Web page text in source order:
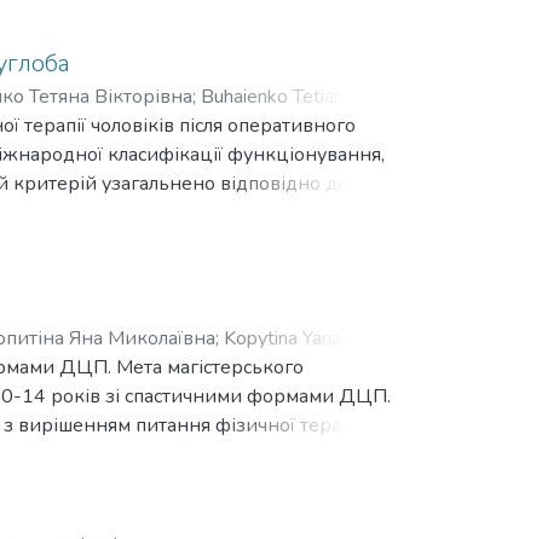
для пацієнтів з переломами
Тетяна Вікторівна; Buhaienko Tetiana
чоловіків після оперативного
класифікації функціонування,
узагальнено відповідно до
та «діяльність і участь». Після
терапії для чоловіків, оперованих з
Яна Миколаївна; Kopytina Yana
ДЦП. Мета магістерського
10-14 років зі спастичними формами ДЦП.
вирішенням питання фізичної терапії
геміпарез, та у якій звертається
ФТ слугуватиме фізичним терапевтам